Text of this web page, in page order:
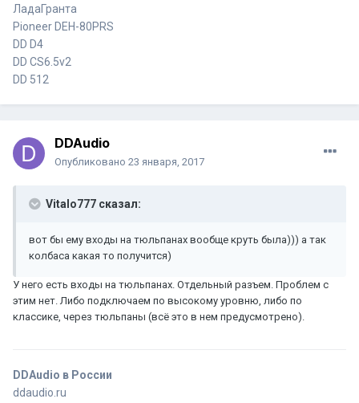
ЛадаГранта
Pioneer DEH-80PRS
DD D4
DD CS6.5v2
DD 512
DDAudio
Опубликовано 23 января, 2017
Vitalo777 сказал:
вот бы ему входы на тюльпанах вообще круть была))) а так
колбаса какая то получится)
У него есть входы на тюльпанах. Отдельный разъем. Проблем с
этим нет. Либо подключаем по высокому уровню, либо по
классике, через тюльпаны (всё это в нем предусмотрено).
DDAudio в России
ddaudio.ru